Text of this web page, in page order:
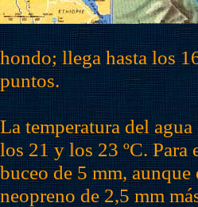
hondo; llega hasta los
puntos.
La temperatura del
los 21 y los 23 ºC. Para
buceo de 5 mm,
neopreno de 2,5 mm